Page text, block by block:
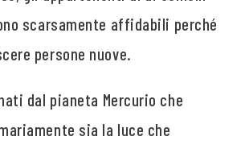
scarsamente affidabili perché
persone nuove.
dal pianeta Mercurio che
sia la luce che